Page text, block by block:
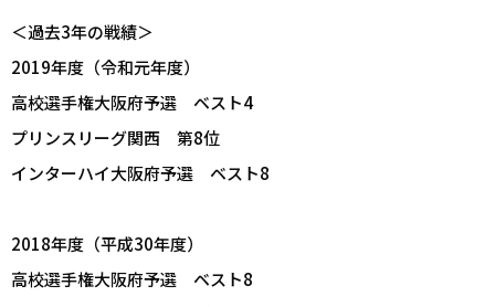
＜過去3年の戦績＞
2019年度（令和元年度）
高校選手権大阪府予選 ベスト4
プリンスリーグ関西 第8位
インターハイ大阪府予選 ベスト8
2018年度（平成30年度）
高校選手権大阪府予選 ベスト8